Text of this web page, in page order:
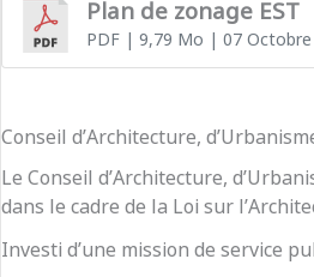
Plan de zonage EST
PDF| 9,79 Mo | 07 Octobre
Conseil d’Architecture,
Le Conseil d’Architecture,
dans le cadre de la Loi sur
Investi d’une mission de service